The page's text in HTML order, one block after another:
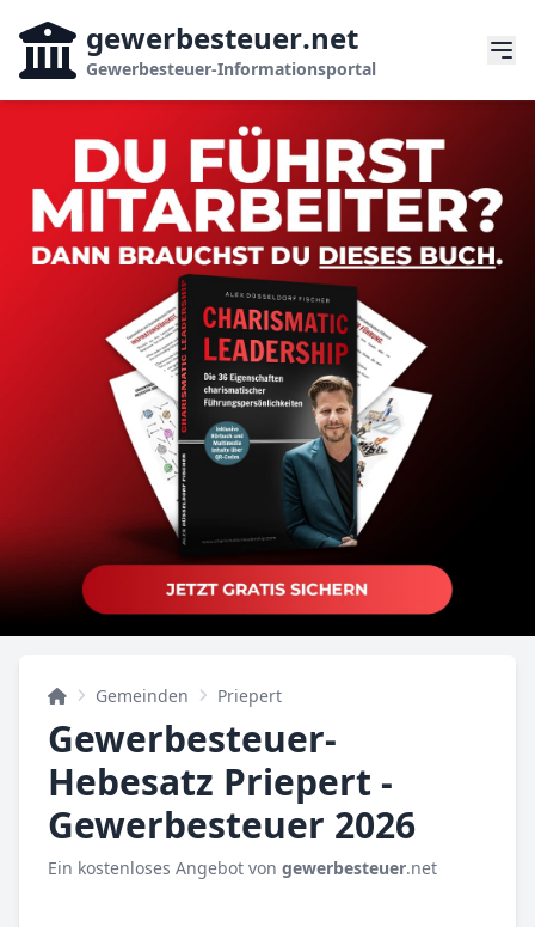
gewerbesteuer.net
Gewerbesteuer-Informationsportal
Gemeinden Priepert
Gewerbesteuer-
Hebesatz Priepert -
Gewerbesteuer 2026
Ein kostenloses Angebot von gewerbesteuer.net